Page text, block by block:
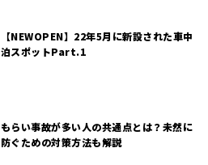
【NEWOPEN】22年5月に新設された車中
泊スポットPart.1
もらい事故が多い人の共通点とは？未然に
防ぐための対策方法も解説